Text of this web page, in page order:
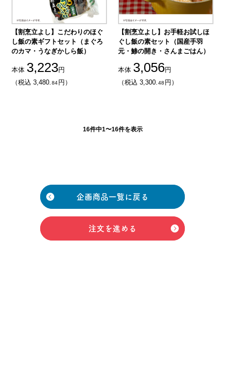
【割烹立よし】こだわりのほぐ
し飯の素ギフトセット（まぐろ
のカマ・うなぎかしら飯）
本体 3,223円
（税込 3,480. 84 円）
【割烹立よし】お手軽お試しほ
ぐし飯の素セット（国産手羽
元・鯵の開き・さんまごはん）
本体 3,056円
（税込 3,300. 48 円）
16件中1〜16件を表示
企画商品一覧に戻る
注文を進める